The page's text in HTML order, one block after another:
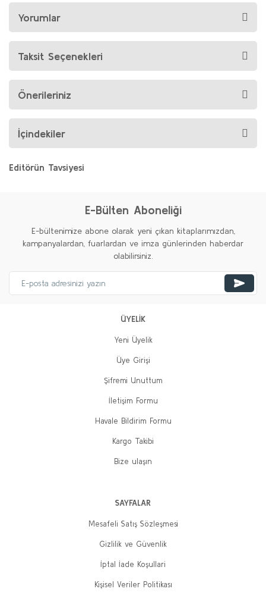
Yorumlar
Taksit Seçenekleri
Önerileriniz
İçindekiler
Editörün Tavsiyesi
Nâzım'ın Çilesi
Che Guevara
300,00 TL
240,00 TL
Sepete Ekle
E-Bülten Aboneliği
E-bültenimize abone olarak yeni çıkan kitaplarımızdan,
kampanyalardan, fuarlardan ve imza günlerinden haberdar
olabilirsiniz.
ÜYELİK
Yeni Üyelik
Üye Girişi
Şifremi Unuttum
İletişim Formu
Havale Bildirim Formu
Kargo Takibi
Bize ulaşın
SAYFALAR
Mesafeli Satış Sözleşmesi
Gizlilik ve Güvenlik
İptal İade Koşullari
Kişisel Veriler Politikası